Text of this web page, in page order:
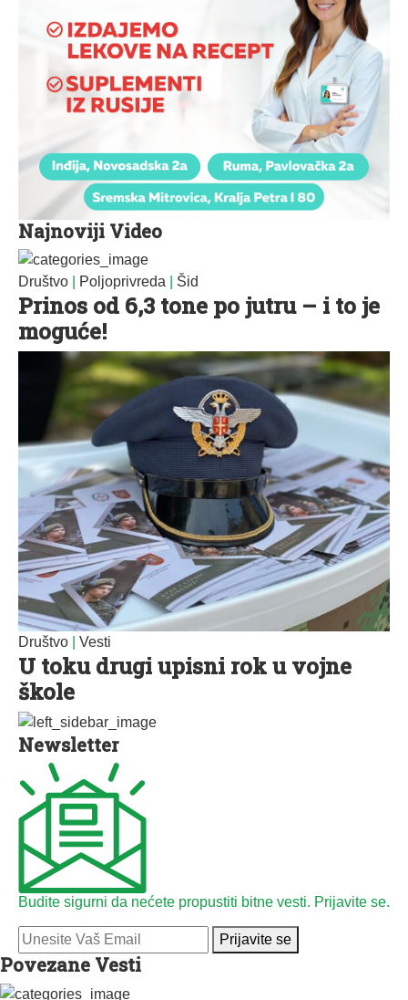
Najnoviji Video
Društvo Poljoprivreda Šid
Prinos od 6,3 tone po jutru – i to je
moguće!
Društvo Vesti
U toku drugi upisni rok u vojne
škole
Newsletter
Budite sigurni da nećete propustiti bitne vesti. Prijavite se.
Prijavite se
Povezane Vesti